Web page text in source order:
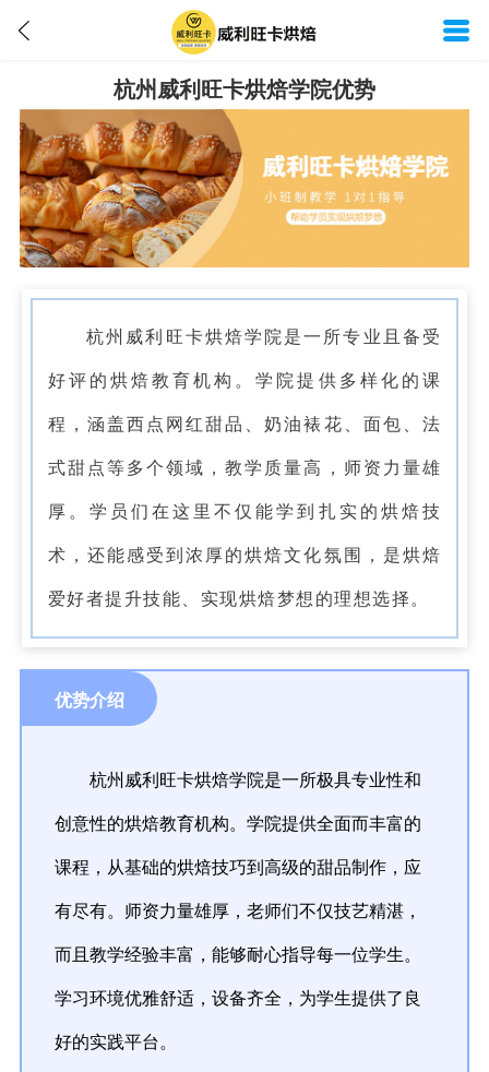
杭州威利旺卡烘焙学院优势
杭州威利旺卡烘焙学院是一所专业且备受
好评的烘焙教育机构。学院提供多样化的课
程，涵盖西点网红甜品、奶油裱花、面包、法
式甜点等多个领域，教学质量高，师资力量雄
厚。学员们在这里不仅能学到扎实的烘焙技
术，还能感受到浓厚的烘焙文化氛围，是烘焙
爱好者提升技能、实现烘焙梦想的理想选择。
优势介绍
杭州威利旺卡烘焙学院是一所极具专业性和
创意性的烘焙教育机构。学院提供全面而丰富的
课程，从基础的烘焙技巧到高级的甜品制作，应
有尽有。师资力量雄厚，老师们不仅技艺精湛，
而且教学经验丰富，能够耐心指导每一位学生。
学习环境优雅舒适，设备齐全，为学生提供了良
好的实践平台。